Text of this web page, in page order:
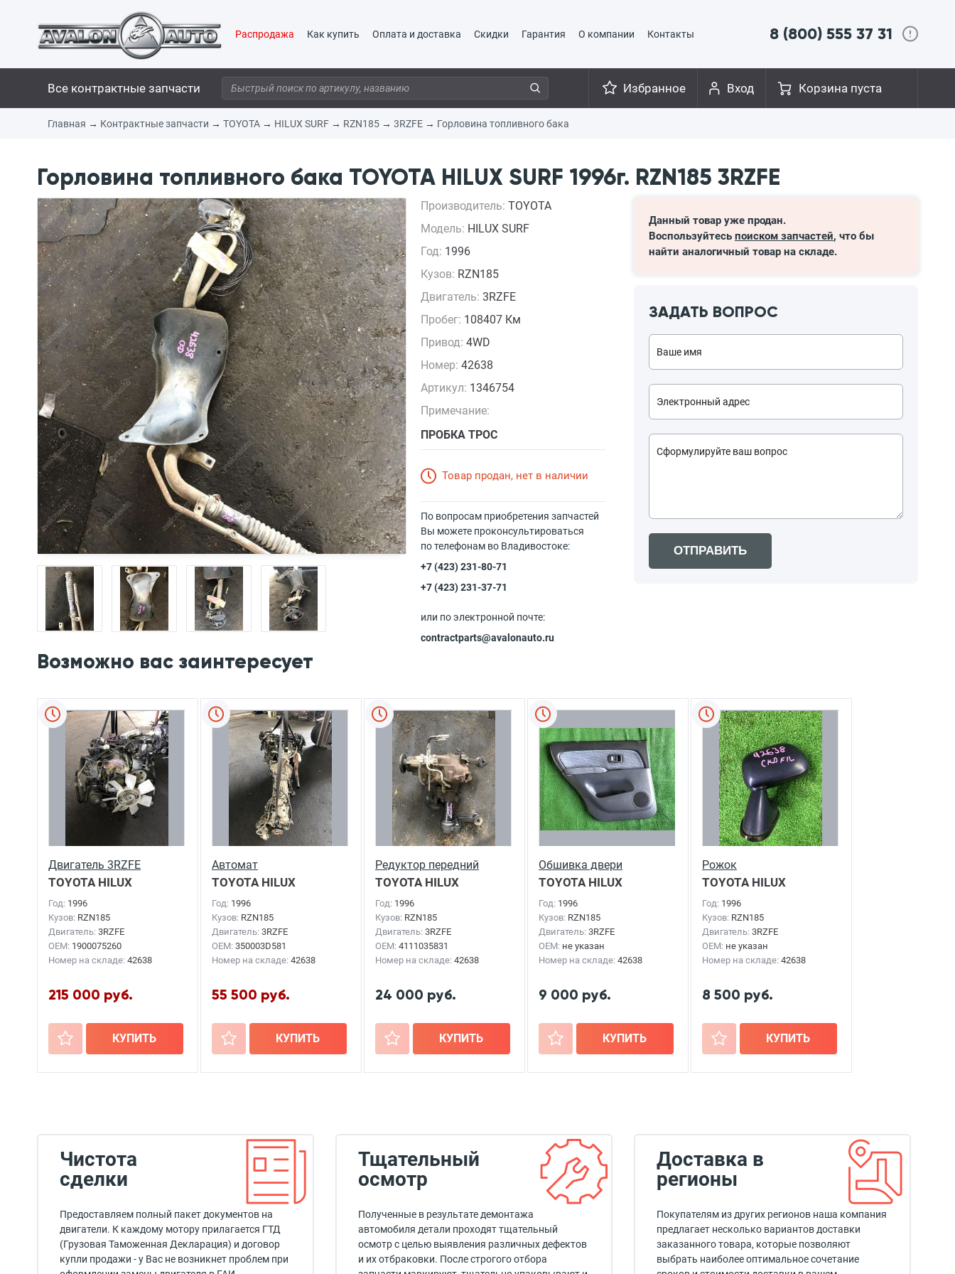
Распродажа Как купить Оплата и доставка Скидки Гарантия О компании Контакты 8 (800) 555 37 31
Все контрактные запчасти Корзина пуста
Вход
Избранное
Главная → Контрактные запчасти → TOYOTA → HILUX SURF → RZN185 → 3RZFE → Горловина топливного бака
Горловина топливного бака TOYOTA HILUX SURF 1996г. RZN185 3RZFE
Производитель: TOYOTA
Модель: HILUX SURF
Год: 1996
Кузов: RZN185
Двигатель: 3RZFE
Пробег: 108407 Км
Привод: 4WD
Номер: 42638
Артикул: 1346754
Примечание:
ПРОБКА ТРОС
Товар продан, нет в наличии
По вопросам приобретения запчастей
Вы можете проконсультироваться
по телефонам во Владивостоке:
+7 (423) 231-80-71
+7 (423) 231-37-71
или по электронной почте:
contractparts@avalonauto.ru
Данный товар уже продан.
Воспользуйтесь поиском запчастей, что бы
найти аналогичный товар на складе.
ЗАДАТЬ ВОПРОС
ОТПРАВИТЬ
Возможно вас заинтересует
Двигатель 3RZFE
TOYOTA HILUX
SURF1996г.
Год: 1996
Кузов: RZN185
Двигатель: 3RZFE
OEM: 1900075260
Номер на складе: 42638
215 000 руб.
+ КУПИТЬ
Автомат
TOYOTA HILUX
SURF1996г.
Год: 1996
Кузов: RZN185
Двигатель: 3RZFE
OEM: 350003D581
Номер на складе: 42638
55 500 руб.
+ КУПИТЬ
Редуктор передний
TOYOTA HILUX
SURF1996г.
Год: 1996
Кузов: RZN185
Двигатель: 3RZFE
OEM: 4111035831
Номер на складе: 42638
24 000 руб.
+ КУПИТЬ
Обшивка двери
TOYOTA HILUX
SURF1996г.
Год: 1996
Кузов: RZN185
Двигатель: 3RZFE
OEM: не указан
Номер на складе: 42638
9 000 руб.
+ КУПИТЬ
Рожок
TOYOTA HILUX
SURF1996г.
Год: 1996
Кузов: RZN185
Двигатель: 3RZFE
OEM: не указан
Номер на складе: 42638
8 500 руб.
+ КУПИТЬ
Чистота
сделки
Предоставляем полный пакет документов на
двигатели. К каждому мотору прилагается ГТД
(Грузовая Таможенная Декларация) и договор
купли продажи - у Вас не возникнет проблем при
Тщательный
осмотр
Полученные в результате демонтажа
автомобиля детали проходят тщательный
осмотр с целью выявления различных дефектов
и их отбраковки. После строгого отбора
Доставка в
регионы
Покупателям из других регионов наша компания
предлагает несколько вариантов доставки
заказанного товара, которые позволяют
выбрать наиболее оптимальное сочетание